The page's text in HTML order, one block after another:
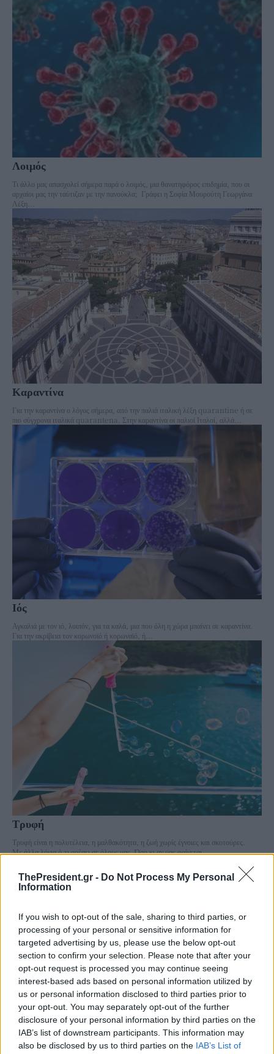
ThePresident.gr - Do Not Process My Personal
Information
If you wish to opt-out of the sale, sharing to third parties, or
processing of your personal or sensitive information for
targeted advertising by us, please use the below opt-out
section to confirm your selection. Please note that after your
opt-out request is processed you may continue seeing
interest-based ads based on personal information utilized by
us or personal information disclosed to third parties prior to
your opt-out. You may separately opt-out of the further
disclosure of your personal information by third parties on the
IAB’s list of downstream participants. This information may
also be disclosed by us to third parties on the IAB’s List of
Λοιμός
Τι άλλο μας απασχολεί σήμερα παρά ο λοιμός, μια θανατηφόρος επιδημία, που οι
αρχαίοι μας την ταύτιζαν με την πανούκλα; Γράφει η Σοφία Μουρούτη Γεωργάνα
Λέξη...
Καραντίνα
Για την καραντίνα ο λόγος σήμερα, από την παλιά ιταλική λέξη quarantine ή σε
πιο σύγχρονα ιταλικά quarantena. Στην καραντίνα οι παλιοί Ιταλοί, αλλά...
Ιός
Αγκαλιά με τον ιό, λοιπόν, για τα καλά, μια που όλη η χώρα μπαίνει σε καραντίνα.
Για την ακρίβεια τον κορωνοϊό ή κορωναϊό, ή...
Τρυφή
Τρυφή είναι η πολυτέλεια, η μαλθακότητα, η ζωή χωρίς έγνοιες και σκοτούρες.
Με άλλα λόγια ό,τι αρέσει σε όλους μας. Όσο κι αν μας φαίνεται...
Λατινικά (μέρος 4ο) De jure και άλλες λατινικές